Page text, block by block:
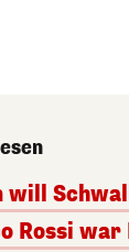
will
Rossi